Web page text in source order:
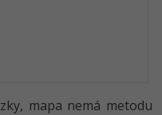
mapa nemá metodu